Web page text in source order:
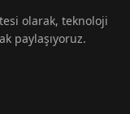
olarak, teknoloji
paylaşıyoruz.